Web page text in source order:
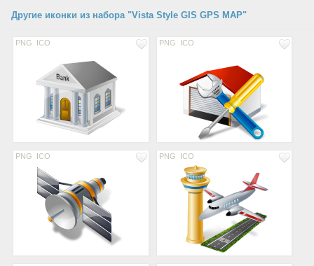
Другие иконки из набора "Vista Style GIS GPS MAP"
PNG ICO PNG ICO
PNG ICO PNG ICO